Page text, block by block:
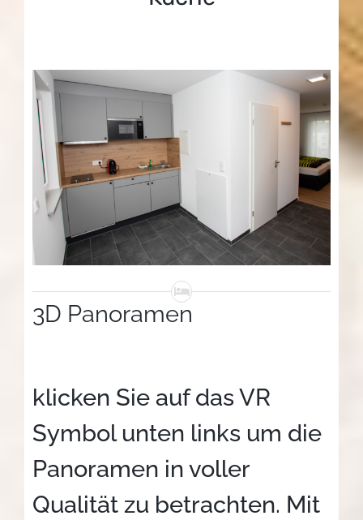
3D Panoramen
klicken Sie auf das VR
Symbol unten links um die
Panoramen in voller
Qualität zu betrachten. Mit